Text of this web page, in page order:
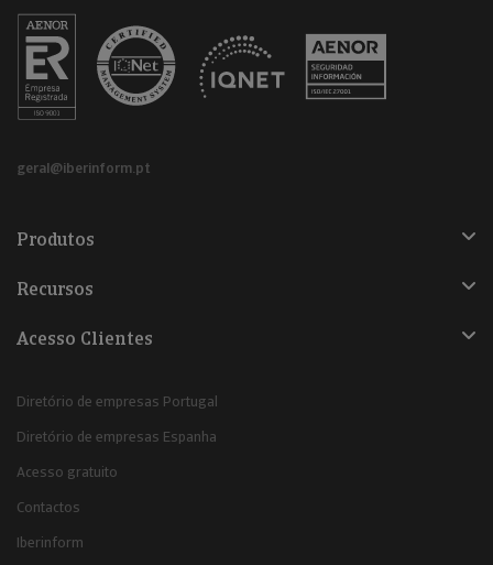
geral@iberinform.pt
Produtos
Recursos
Acesso Clientes
Diretório de empresas Portugal
Diretório de empresas Espanha
Acesso gratuito
Contactos
Iberinform